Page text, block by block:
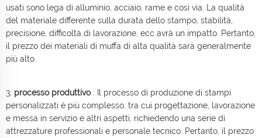
usati sono lega di alluminio, acciaio, rame e così via. La qualità
del materiale differente sulla durata dello stampo, stabilità,
precisione, difficoltà di lavorazione, ecc avrà un impatto. Pertanto,
il prezzo dei materiali di muffa di alta qualità sarà generalmente
più alto.
3, processo produttivo : Il processo di produzione di stampi
personalizzati è più complesso, tra cui progettazione, lavorazione
e messa in servizio e altri aspetti, richiedendo una serie di
attrezzature professionali e personale tecnico. Pertanto, il prezzo